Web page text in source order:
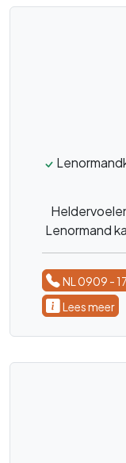
Lenormand
NL 0909 -
Lees meer